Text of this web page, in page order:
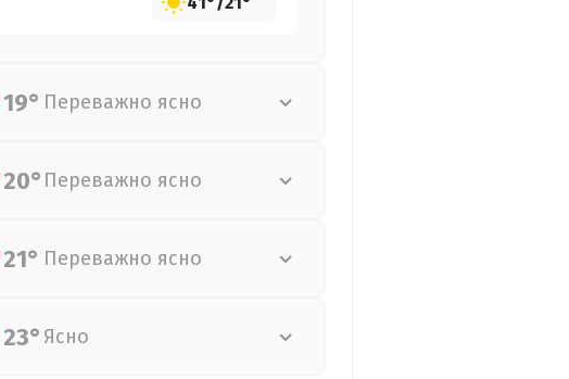
19° Переважно ясно
20° Переважно ясно
21° Переважно ясно
23° Ясно